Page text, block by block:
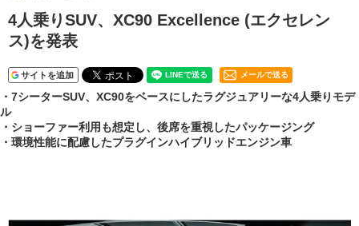
4人乗りSUV、XC90 Excellence (エクセレン
ス)を発表
サイトを追加 メールで送る
・7シーターSUV、XC90をベースにしたラグジュアリーな4人乗りモデ
ル
・ショーファー利用も想定し、後席を重視したパッケージング
・環境性能に配慮したプラグインハイブリッドエンジン車